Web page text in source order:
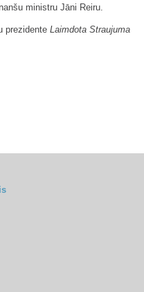
ministru Jāni Reiru.
prezidente Laimdota Straujuma